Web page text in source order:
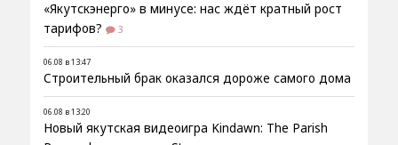
«Якутскэнерго» в минусе: нас ждёт кратный рост
тарифов?
3
06.08 в 13:47
Строительный брак оказался дороже самого дома
06.08 в 13:20
Новый якутская видеоигра Kindawn: The Parish